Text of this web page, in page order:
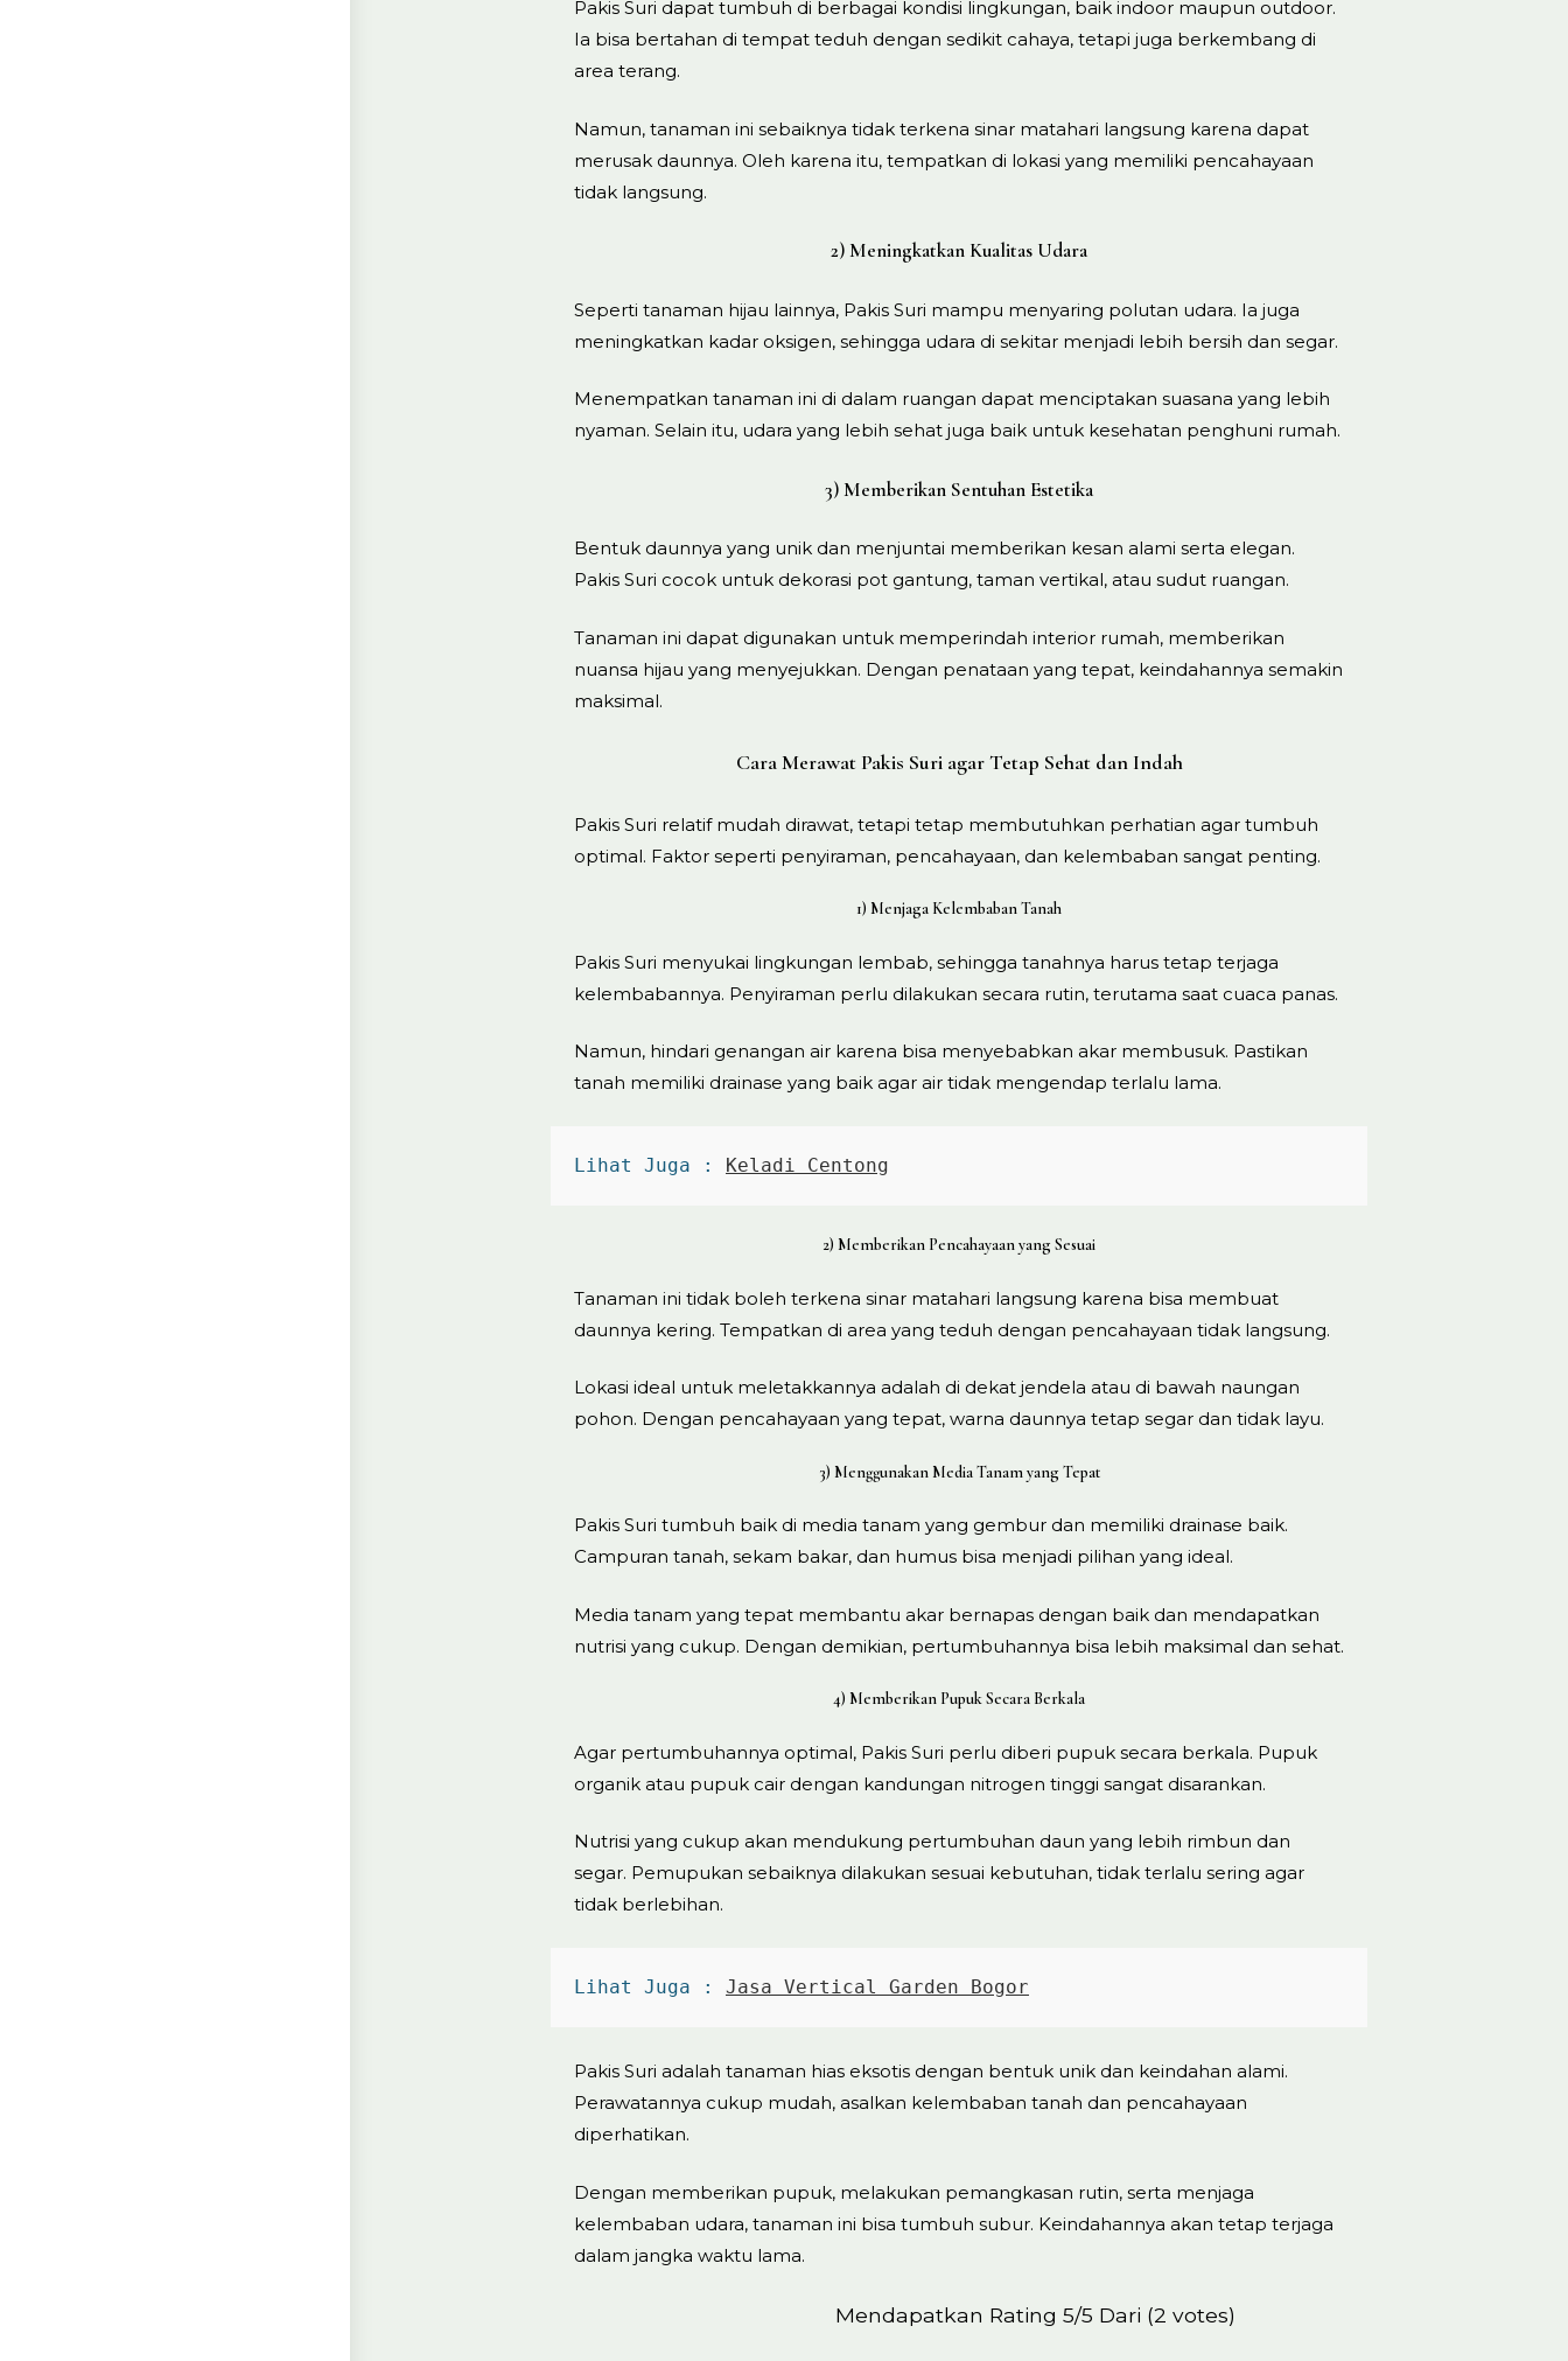
Pakis Suri dapat tumbuh di berbagai kondisi lingkungan, baik indoor maupun outdoor.
Ia bisa bertahan di tempat teduh dengan sedikit cahaya, tetapi juga berkembang di
area terang.
Namun, tanaman ini sebaiknya tidak terkena sinar matahari langsung karena dapat
merusak daunnya. Oleh karena itu, tempatkan di lokasi yang memiliki pencahayaan
tidak langsung.
2) Meningkatkan Kualitas Udara
Seperti tanaman hijau lainnya, Pakis Suri mampu menyaring polutan udara. Ia juga
meningkatkan kadar oksigen, sehingga udara di sekitar menjadi lebih bersih dan segar.
Menempatkan tanaman ini di dalam ruangan dapat menciptakan suasana yang lebih
nyaman. Selain itu, udara yang lebih sehat juga baik untuk kesehatan penghuni rumah.
3) Memberikan Sentuhan Estetika
Bentuk daunnya yang unik dan menjuntai memberikan kesan alami serta elegan.
Pakis Suri cocok untuk dekorasi pot gantung, taman vertikal, atau sudut ruangan.
Tanaman ini dapat digunakan untuk memperindah interior rumah, memberikan
nuansa hijau yang menyejukkan. Dengan penataan yang tepat, keindahannya semakin
maksimal.
Cara Merawat Pakis Suri agar Tetap Sehat dan Indah
Pakis Suri relatif mudah dirawat, tetapi tetap membutuhkan perhatian agar tumbuh
optimal. Faktor seperti penyiraman, pencahayaan, dan kelembaban sangat penting.
1) Menjaga Kelembaban Tanah
Pakis Suri menyukai lingkungan lembab, sehingga tanahnya harus tetap terjaga
kelembabannya. Penyiraman perlu dilakukan secara rutin, terutama saat cuaca panas.
Namun, hindari genangan air karena bisa menyebabkan akar membusuk. Pastikan
tanah memiliki drainase yang baik agar air tidak mengendap terlalu lama.
Lihat Juga : Keladi Centong
2) Memberikan Pencahayaan yang Sesuai
Tanaman ini tidak boleh terkena sinar matahari langsung karena bisa membuat
daunnya kering. Tempatkan di area yang teduh dengan pencahayaan tidak langsung.
Lokasi ideal untuk meletakkannya adalah di dekat jendela atau di bawah naungan
pohon. Dengan pencahayaan yang tepat, warna daunnya tetap segar dan tidak layu.
3) Menggunakan Media Tanam yang Tepat
Pakis Suri tumbuh baik di media tanam yang gembur dan memiliki drainase baik.
Campuran tanah, sekam bakar, dan humus bisa menjadi pilihan yang ideal.
Media tanam yang tepat membantu akar bernapas dengan baik dan mendapatkan
nutrisi yang cukup. Dengan demikian, pertumbuhannya bisa lebih maksimal dan sehat.
4) Memberikan Pupuk Secara Berkala
Agar pertumbuhannya optimal, Pakis Suri perlu diberi pupuk secara berkala. Pupuk
organik atau pupuk cair dengan kandungan nitrogen tinggi sangat disarankan.
Nutrisi yang cukup akan mendukung pertumbuhan daun yang lebih rimbun dan
segar. Pemupukan sebaiknya dilakukan sesuai kebutuhan, tidak terlalu sering agar
tidak berlebihan.
Lihat Juga : Jasa Vertical Garden Bogor
Pakis Suri adalah tanaman hias eksotis dengan bentuk unik dan keindahan alami.
Perawatannya cukup mudah, asalkan kelembaban tanah dan pencahayaan
diperhatikan.
Dengan memberikan pupuk, melakukan pemangkasan rutin, serta menjaga
kelembaban udara, tanaman ini bisa tumbuh subur. Keindahannya akan tetap terjaga
dalam jangka waktu lama.
Mendapatkan Rating 5/5 Dari (2 votes)